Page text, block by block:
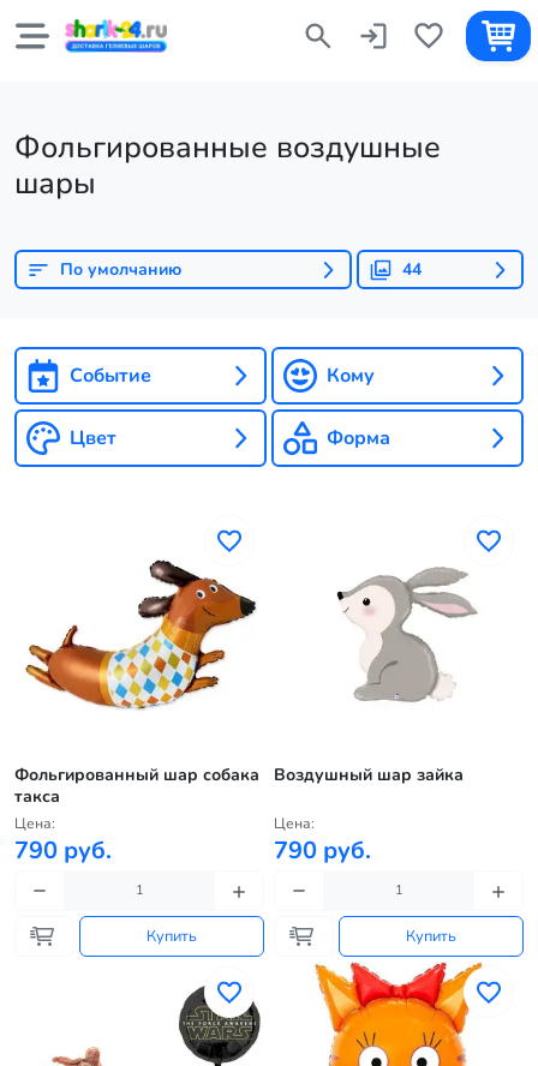
Фольгированные воздушные
шары
По умолчанию 44
Событие Кому
Цвет Форма
Фольгированный шар собака
такса
Цена:
790 руб.
Купить
Воздушный шар зайка
Цена:
790 руб.
Купить